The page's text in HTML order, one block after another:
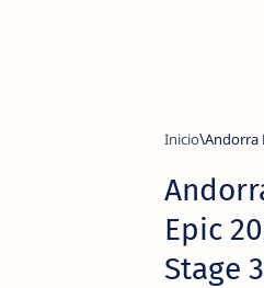
Inicio Andorra
Epic
Stage